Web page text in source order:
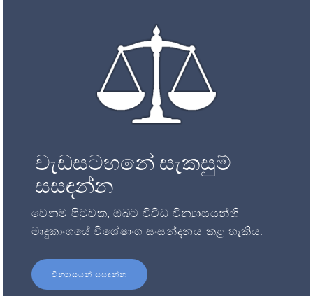
වැඩසටහනේ සැකසුම්
සසඳන්න
වෙනම පිටුවක, ඔබට විවිධ වින්‍යාසයන්හි
මෘදුකාංගයේ විශේෂාංග සංසන්දනය කළ හැකිය.
වින්‍යාසයන් සසඳන්න